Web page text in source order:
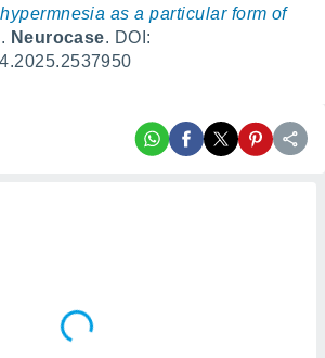
as a particular form of
. Neurocase. DOI: